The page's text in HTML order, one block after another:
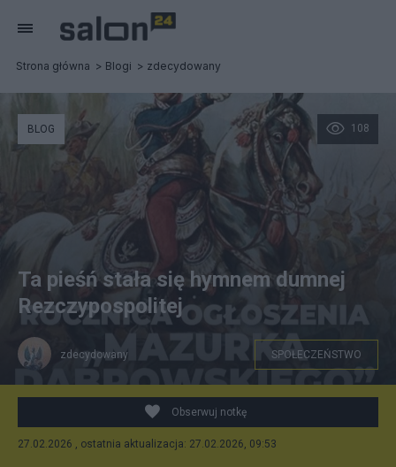
Strona główna Blogi zdecydowany
108
BLOG
Ta pieśń stała się hymnem dumnej
Rezczypospolitej
zdecydowany SPOŁECZEŃSTWO
Obserwuj notkę
27.02.2026 , ostatnia aktualizacja: 27.02.2026, 09:53